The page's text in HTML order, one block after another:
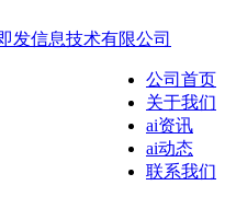
公司首页
关于我们
ai资讯
ai动态
联系我们